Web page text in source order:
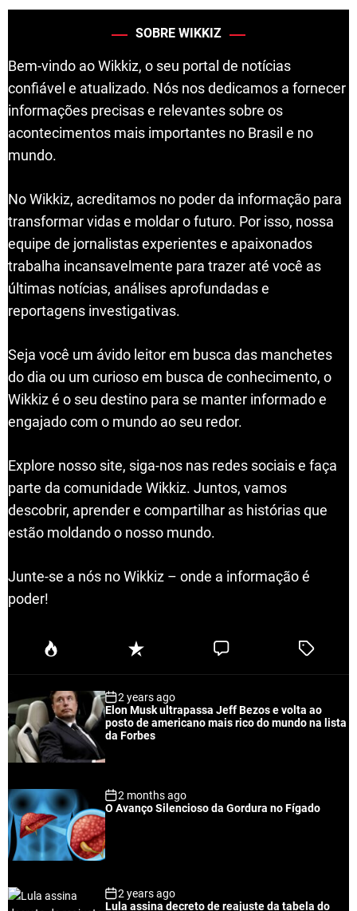
SOBRE WIKKIZ
Bem-vindo ao Wikkiz, o seu portal de notícias
confiável e atualizado. Nós nos dedicamos a fornecer
informações precisas e relevantes sobre os
acontecimentos mais importantes no Brasil e no
mundo.
No Wikkiz, acreditamos no poder da informação para
transformar vidas e moldar o futuro. Por isso, nossa
equipe de jornalistas experientes e apaixonados
trabalha incansavelmente para trazer até você as
últimas notícias, análises aprofundadas e
reportagens investigativas.
Seja você um ávido leitor em busca das manchetes
do dia ou um curioso em busca de conhecimento, o
Wikkiz é o seu destino para se manter informado e
engajado com o mundo ao seu redor.
Explore nosso site, siga-nos nas redes sociais e faça
parte da comunidade Wikkiz. Juntos, vamos
descobrir, aprender e compartilhar as histórias que
estão moldando o nosso mundo.
Junte-se a nós no Wikkiz – onde a informação é
poder!
P
u
a
r
R
e
n
t
C
e
T
e
2 years ago
Elon Musk ultrapassa Jeff Bezos e volta ao
posto de americano mais rico do mundo na lista
da Forbes
2 months ago
O Avanço Silencioso da Gordura no Fígado
2 years ago
Lula assina decreto de reajuste da tabela do